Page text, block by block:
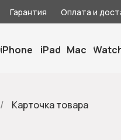
Гарантия Оплата и
iPhone iPad Mac
/ Карточка товара